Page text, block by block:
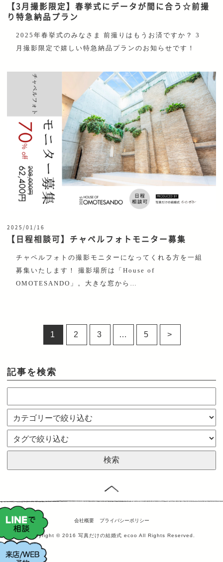
【3月撮影限定】春挙式にデータが間に合う☆前撮
り特急納品プラン
2025年春挙式のみなさま 前撮りはもうお済ですか？ 3
月撮影限定で嬉しい特急納品プランのお知らせです！
2025/01/16
【日程相談可】チャペルフォトモニター募集
チャペルフォトの撮影モニターになってくれる方を一組
募集いたします！ 撮影場所は「House of
OMOTESANDO」。大きな窓から…
1 2 3 … 5 >
記事を検索
会社概要 プライバシーポリシー
Copyright © 2016 写真だけの結婚式 ecoo All Rights Reserved.